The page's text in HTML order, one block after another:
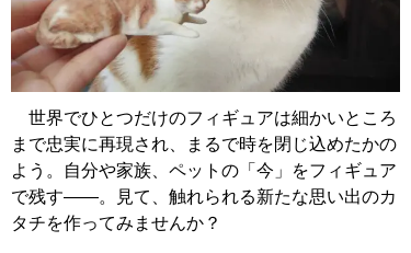
世界でひとつだけのフィギュアは細かいところ
まで忠実に再現され、まるで時を閉じ込めたかの
よう。自分や家族、ペットの「今」をフィギュア
で残す――。見て、触れられる新たな思い出のカ
タチを作ってみませんか？